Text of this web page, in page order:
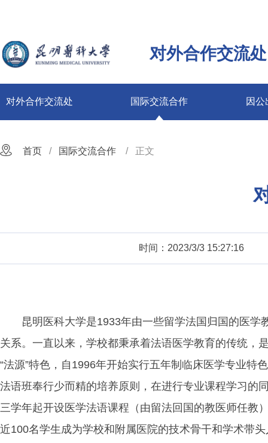
对外合作交流处
对外合作交流处 国际交流合作 因公
首页 国际交流合作 正文
时间：2023/3/3 15:27:16
昆明医科大学是1933年由一些留学法国归国的医
关系。一直以来，学校都秉承着法语医学教育的传统，
“法源”特色，自1996年开始实行五年制临床医学专业
法语班奉行少而精的培养原则，在进行专业课程学习的
三学年起开设医学法语课程（由留法回国的教医师任教
近100名学生成为学校和附属医院的技术骨干和学术带